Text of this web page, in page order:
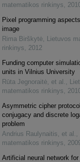
matematikos rinkinys
Pixel programming
image
Rima Birškytė Lietuvos
rinkinys
2012
Funding computer
units in Vilnius University
Rūta Jegnoraitė, et al.
matematikos rinkinys
Asymmetric cipher
conjugacy and discrete
problem
Andrius Raulynaitis, et al.
matematikos rinkinys
Artificial neural network for